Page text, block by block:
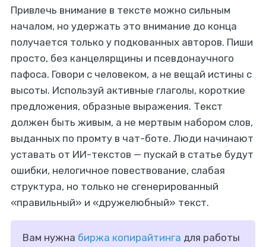
Привлечь внимание в тексте можно сильным
началом, но удержать это внимание до конца
получается только у подкованных авторов. Пиши
просто, без канцелярщины и псевдонаучного
пафоса. Говори с человеком, а не вещай истины с
высоты. Используй активные глаголы, короткие
предложения, образные выражения. Текст
должен быть живым, а не мертвым набором слов,
выданных по промту в чат-боте. Люди начинают
уставать от ИИ-текстов — пускай в статье будут
ошибки, нелогичное повествование, слабая
структура, но только не сгенерированный
«правильный» и «дружелюбный» текст.
Вам нужна биржа копирайтинга для работы